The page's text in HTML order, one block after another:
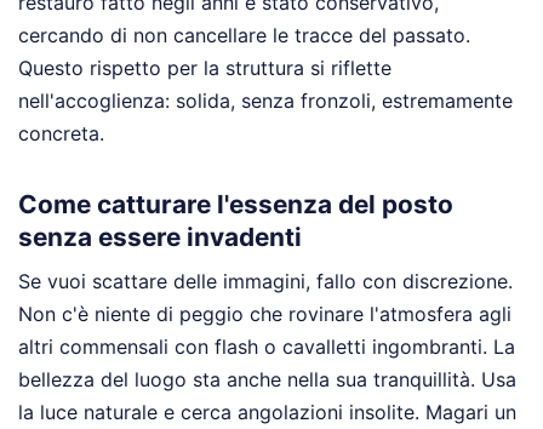
cercando di non cancellare le tracce del passato.
Questo rispetto per la struttura si riflette
nell'accoglienza: solida, senza fronzoli, estremamente
concreta.
Come catturare l'essenza del posto
senza essere invadenti
Se vuoi scattare delle immagini, fallo con discrezione.
Non c'è niente di peggio che rovinare l'atmosfera agli
altri commensali con flash o cavalletti ingombranti. La
bellezza del luogo sta anche nella sua tranquillità. Usa
la luce naturale e cerca angolazioni insolite. Magari un